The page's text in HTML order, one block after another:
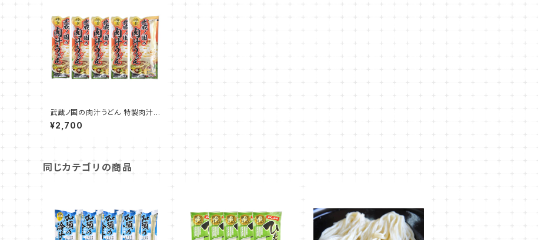
武蔵ノ国の肉汁うどん 特製肉汁
のつゆ付き バラ売り 5袋セット 10
人前
¥2,700
同じカテゴリの商品